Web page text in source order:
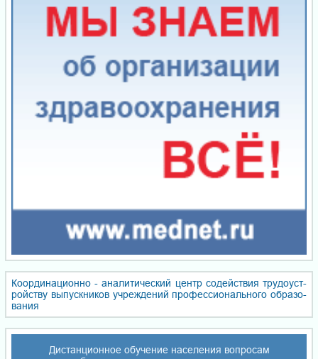
Координационно - ана­ли­ти­чес­кий центр со­дей­ствия тру­до­уст­
ройст­ву вы­пуск­ни­ков уч­реж­де­ний про­фес­сио­наль­но­го об­ра­зо­
ва­ния
Дистанционное обучение населения вопросам